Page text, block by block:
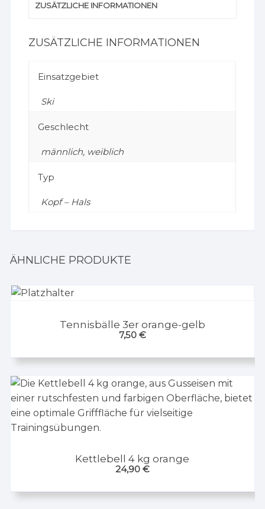
ZUSÄTZLICHE INFORMATIONEN
ZUSÄTZLICHE INFORMATIONEN
Einsatzgebiet
Ski
Geschlecht
männlich, weiblich
Typ
Kopf – Hals
ÄHNLICHE PRODUKTE
Tennisbälle 3er orange-gelb
7,50 €
Kettlebell 4 kg orange
24,90 €